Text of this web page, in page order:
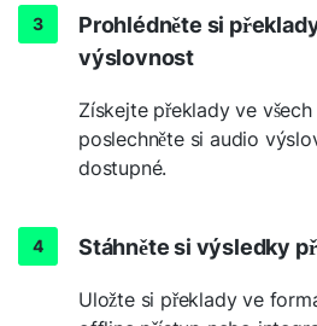
Prohlédněte si
výslovnost
Získejte překlady ve
poslechněte si audio
dostupné.
Stáhněte si výsledky
Uložte si překlady ve